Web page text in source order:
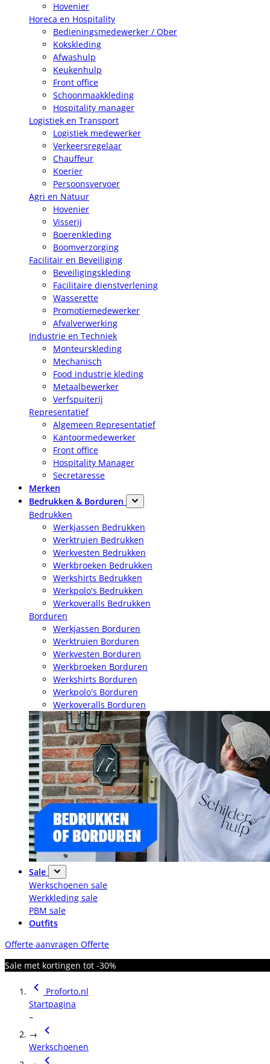
Hovenier
Horeca en Hospitality
Bedieningsmedewerker / Ober
Kokskleding
Afwashulp
Keukenhulp
Front office
Schoonmaakkleding
Hospitality manager
Logistiek en Transport
Logistiek medewerker
Verkeersregelaar
Chauffeur
Koerier
Persoonsvervoer
Agri en Natuur
Hovenier
Visserij
Boerenkleding
Boomverzorging
Facilitair en Beveiliging
Beveiligingskleding
Facilitaire dienstverlening
Wasserette
Promotiemedewerker
Afvalverwerking
Industrie en Techniek
Monteurskleding
Mechanisch
Food industrie kleding
Metaalbewerker
Verfspuiterij
Representatief
Algemeen Representatief
Kantoormedewerker
Front office
Hospitality Manager
Secretaresse
Merken
Bedrukken & Borduren
Bedrukken
Werkjassen Bedrukken
Werktruien Bedrukken
Werkvesten Bedrukken
Werkbroeken Bedrukken
Werkshirts Bedrukken
Werkpolo's Bedrukken
Werkoveralls Bedrukken
Borduren
Werkjassen Borduren
Werktruien Borduren
Werkvesten Borduren
Werkbroeken Borduren
Werkshirts Borduren
Werkpolo's Borduren
Werkoveralls Borduren
Sale
Werkschoenen sale
Werkkleding sale
PBM sale
Outfits
Offerte aanvragen Offerte
Sale met kortingen tot -30%
Proforto.nl
Startpagina
–
→
Werkschoenen